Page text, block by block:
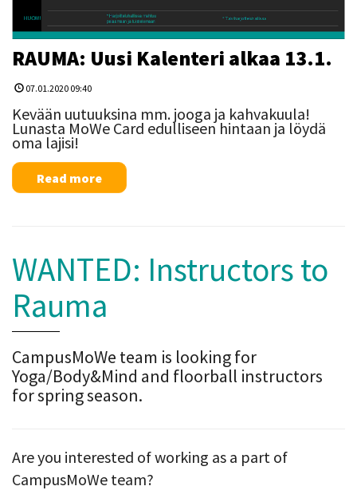
RAUMA: Uusi Kalenteri alkaa 13.1.
07.01.2020 09:40
Kevään uutuuksina mm. jooga ja kahvakuula!
Lunasta MoWe Card edulliseen hintaan ja löydä
oma lajisi!
Read more
WANTED: Instructors to
Rauma
CampusMoWe team is looking for
Yoga/Body&Mind and floorball instructors
for spring season.
Are you interested of working as a part of
CampusMoWe team?